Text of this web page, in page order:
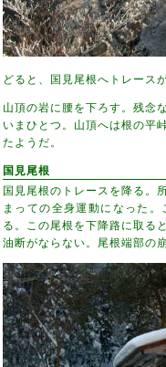
どると、国見尾根へトレース
山頂の岩に腰を下ろす。残念
いまひとつ。山頂へは根の平
たようだ。
国見尾根
国見尾根のトレースを降る。
まっての全身運動になった
る。この尾根を下降路に取る
油断がならない。尾根端部の